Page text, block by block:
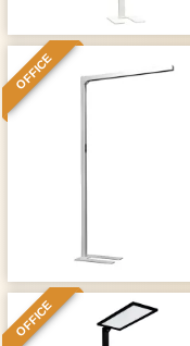
OFFICE
OFFICE